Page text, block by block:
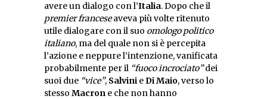
avere un dialogo con l’Italia. Dopo che il
premier franceseaveva più volte ritenuto
utile dialogare con il suo omologo politico
italiano, ma del quale non si è percepita
l’azione e neppure l’intenzione, vanificata
probabilmente per il “fuoco incrociato”dei
suoi due “vice”, Salvini eDi Maio, verso lo
stesso Macron e che non hanno